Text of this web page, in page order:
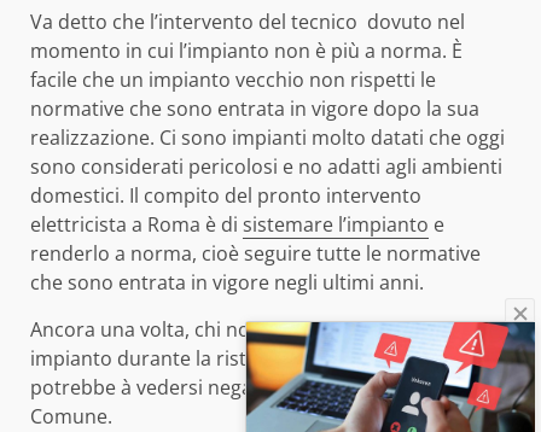
Va detto che l’intervento del tecnico dovuto nel
momento in cui l’impianto non è più a norma. È
facile che un impianto vecchio non rispetti le
normative che sono entrata in vigore dopo la sua
realizzazione. Ci sono impianti molto datati che oggi
sono considerati pericolosi e no adatti agli ambienti
domestici. Il compito del pronto intervento
elettricista a Roma è di sistemare l’impianto e
renderlo a norma, cioè seguire tutte le normative
che sono entrata in vigore negli ultimi anni.
Ancora una volta, chi non mette a norma un vecchio
impianto durante la ristrutturazione di casa
potrebbe à vedersi negata l’abitabilità da parte del
Comune.